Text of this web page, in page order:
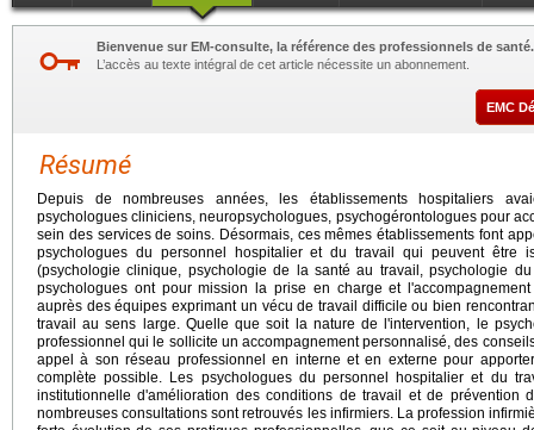
Bienvenue sur EM-consulte, la référence des professionnels de santé.
L’accès au texte intégral de cet article nécessite un abonnement.
EMC
Résumé
Depuis de nombreuses années, les établissements hospitaliers
psychologues cliniciens, neuropsychologues, psychogérontologues pour
sein des services de soins. Désormais, ces mêmes établissements font
psychologues du personnel hospitalier et du travail qui peuvent être
(psychologie clinique, psychologie de la santé au travail, psychologie
psychologues ont pour mission la prise en charge et
auprès des équipes exprimant un vécu de travail difficile ou bien
travail au sens large. Quelle que soit la nature de l'intervention, le
professionnel qui le sollicite un accompagnement personnalisé, des
appel à son réseau professionnel en interne et en externe pour
complète possible. Les psychologues du personnel hospitalier et du
institutionnelle d'amélioration des conditions de travail et de prévention
nombreuses consultations sont retrouvés les infirmiers. La profession